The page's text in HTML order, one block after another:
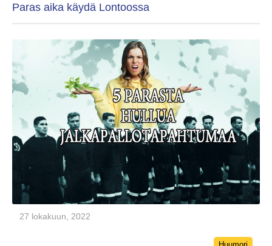
Paras aika käydä Lontoossa
27 lokakuun, 2022
Categories